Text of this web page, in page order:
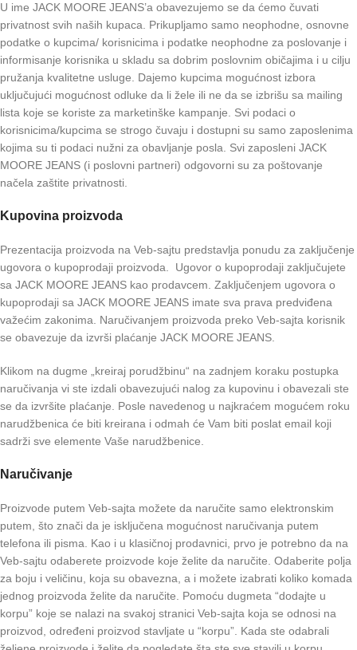
U ime JACK MOORE JEANS’a obavezujemo se da ćemo čuvati
privatnost svih naših kupaca. Prikupljamo samo neophodne, osnovne
podatke o kupcima/ korisnicima i podatke neophodne za poslovanje i
informisanje korisnika u skladu sa dobrim poslovnim običajima i u cilju
pružanja kvalitetne usluge. Dajemo kupcima mogućnost izbora
uključujući mogućnost odluke da li žele ili ne da se izbrišu sa mailing
lista koje se koriste za marketinške kampanje. Svi podaci o
korisnicima/kupcima se strogo čuvaju i dostupni su samo zaposlenima
kojima su ti podaci nužni za obavljanje posla. Svi zaposleni JACK
MOORE JEANS (i poslovni partneri) odgovorni su za poštovanje
načela zaštite privatnosti.
Kupovina proizvoda
Prezentacija proizvoda na Veb-sajtu predstavlja ponudu za zaključenje
ugovora o kupoprodaji proizvoda. Ugovor o kupoprodaji zaključujete
sa JACK MOORE JEANS kao prodavcem. Zaključenjem ugovora o
kupoprodaji sa JACK MOORE JEANS imate sva prava predviđena
važećim zakonima. Naručivanjem proizvoda preko Veb-sajta korisnik
se obavezuje da izvrši plaćanje JACK MOORE JEANS.
Klikom na dugme „kreiraj porudžbinu“ na zadnjem koraku postupka
naručivanja vi ste izdali obavezujući nalog za kupovinu i obavezali ste
se da izvršite plaćanje. Posle navedenog u najkraćem mogućem roku
narudžbenica će biti kreirana i odmah će Vam biti poslat email koji
sadrži sve elemente Vaše narudžbenice.
Naručivanje
Proizvode putem Veb-sajta možete da naručite samo elektronskim
putem, što znači da je isključena mogućnost naručivanja putem
telefona ili pisma. Kao i u klasičnoj prodavnici, prvo je potrebno da na
Veb-sajtu odaberete proizvode koje želite da naručite. Odaberite polja
za boju i veličinu, koja su obavezna, a i možete izabrati koliko komada
jednog proizvoda želite da naručite. Pomoću dugmeta “dodajte u
korpu” koje se nalazi na svakoj stranici Veb-sajta koja se odnosi na
proizvod, određeni proizvod stavljate u “korpu”. Kada ste odabrali